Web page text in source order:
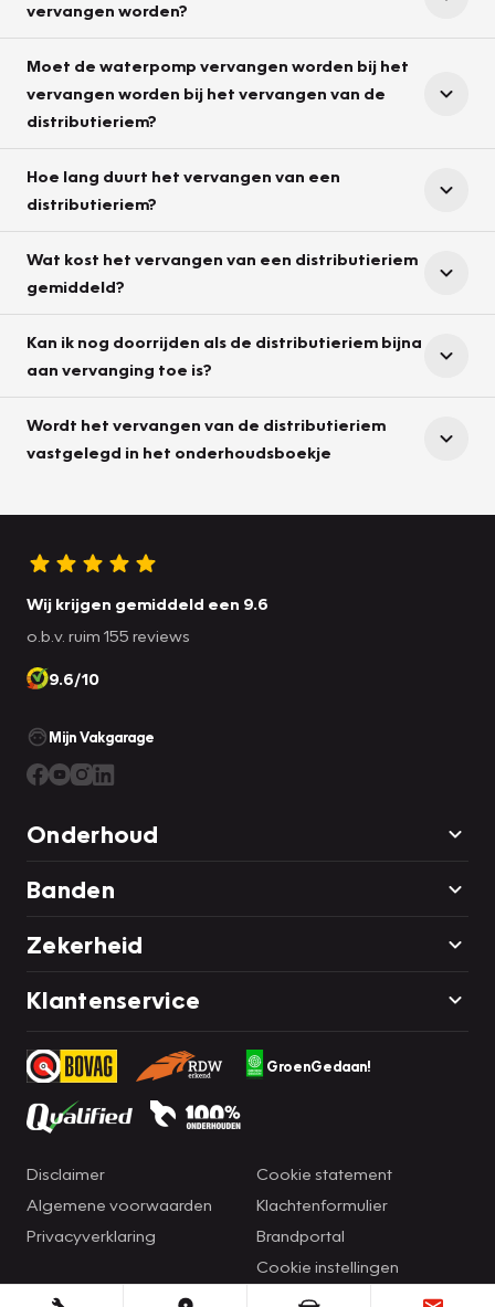
vervangen worden?
Moet de waterpomp vervangen worden bij het
vervangen worden bij het vervangen van de
distributieriem?
Hoe lang duurt het vervangen van een
distributieriem?
Wat kost het vervangen van een distributieriem
gemiddeld?
Kan ik nog doorrijden als de distributieriem bijna
aan vervanging toe is?
Wordt het vervangen van de distributieriem
vastgelegd in het onderhoudsboekje
Wij krijgen gemiddeld een 9.6
o.b.v. ruim 155 reviews
9.6/10
Mijn Vakgarage
Onderhoud
Banden
Zekerheid
Klantenservice
GroenGedaan!
Disclaimer
Algemene voorwaarden
Privacyverklaring
Cookie statement
Klachtenformulier
Brandportal
Cookie instellingen